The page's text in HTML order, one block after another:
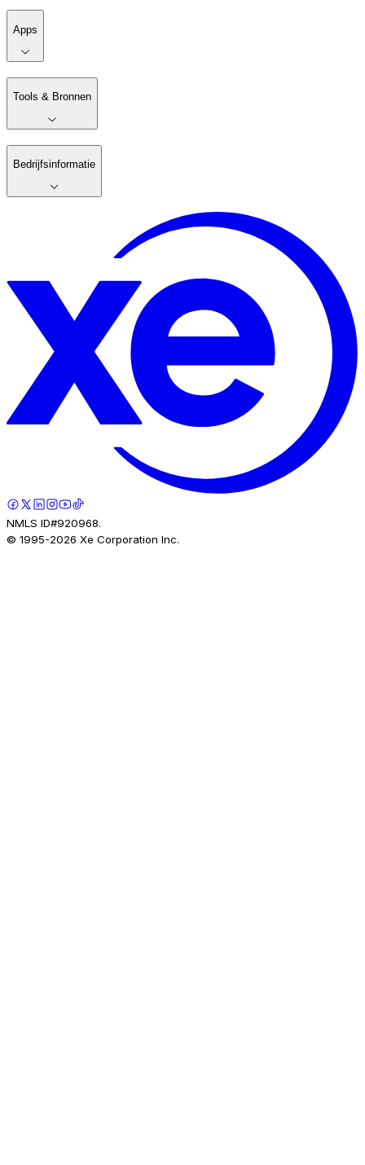
Apps
Tools & Bronnen
Bedrijfsinformatie
NMLS ID#920968.
© 1995-2026 Xe Corporation Inc.